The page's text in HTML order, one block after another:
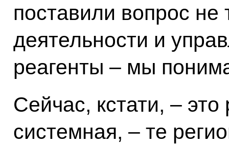
поставили вопрос не
деятельности и
реагенты – мы
Сейчас, кстати, –
системная, – те